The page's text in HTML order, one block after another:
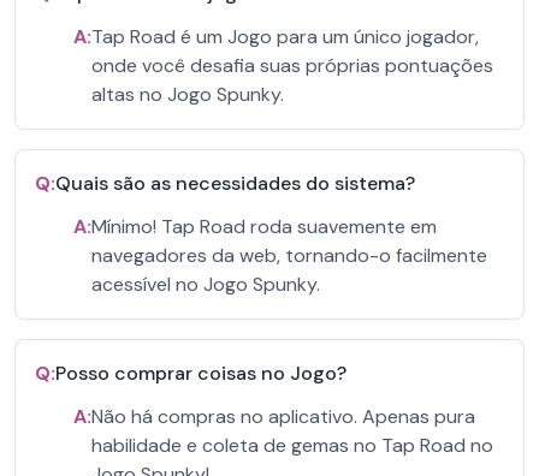
A:Tap Road é um Jogo para um único jogador,
onde você desafia suas próprias pontuações
altas no Jogo Spunky.
Q:Quais são as necessidades do sistema?
A:Mínimo! Tap Road roda suavemente em
navegadores da web, tornando-o facilmente
acessível no Jogo Spunky.
Q:Posso comprar coisas no Jogo?
A:Não há compras no aplicativo. Apenas pura
habilidade e coleta de gemas no Tap Road no